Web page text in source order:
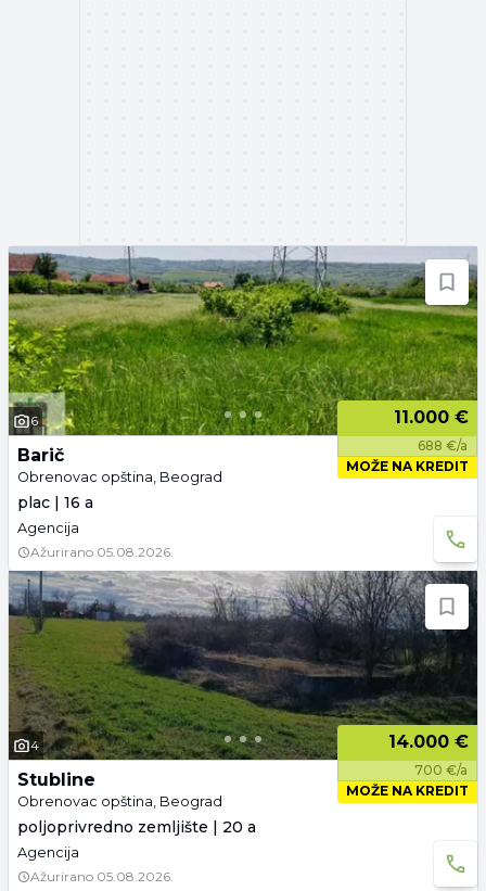
6 11.000 €
688 €/a
MOŽE NA KREDIT
Barič
Obrenovac opština, Beograd
plac | 16 a
Agencija
Ažurirano 05.08.2026.
4 14.000 €
700 €/a
MOŽE NA KREDIT
Stubline
Obrenovac opština, Beograd
poljoprivredno zemljište | 20 a
Agencija
Ažurirano 05.08.2026.